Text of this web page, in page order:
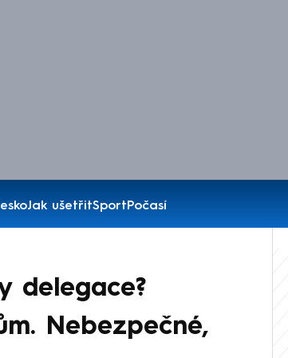
Jak ušetřitSportPočasí
delegace?
Nebezpečné,